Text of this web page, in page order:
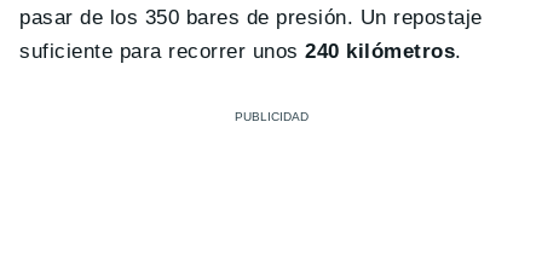
pasar de los 350 bares de presión. Un repostaje
suficiente para recorrer unos 240 kilómetros.